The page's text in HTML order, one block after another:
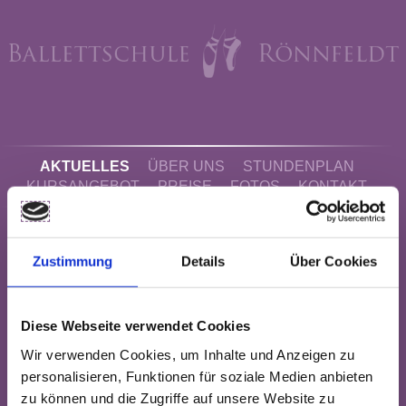
Zustimmung Details Über Cookies
Diese Webseite verwendet Cookies
Wir verwenden Cookies, um Inhalte und Anzeigen zu
personalisieren, Funktionen für soziale Medien anbieten
zu können und die Zugriffe auf unsere Website zu
AKTUELLES ÜBER UNS
STUNDENPLAN
KURSANGEBOT
PREISE FOTOS KONTAKT